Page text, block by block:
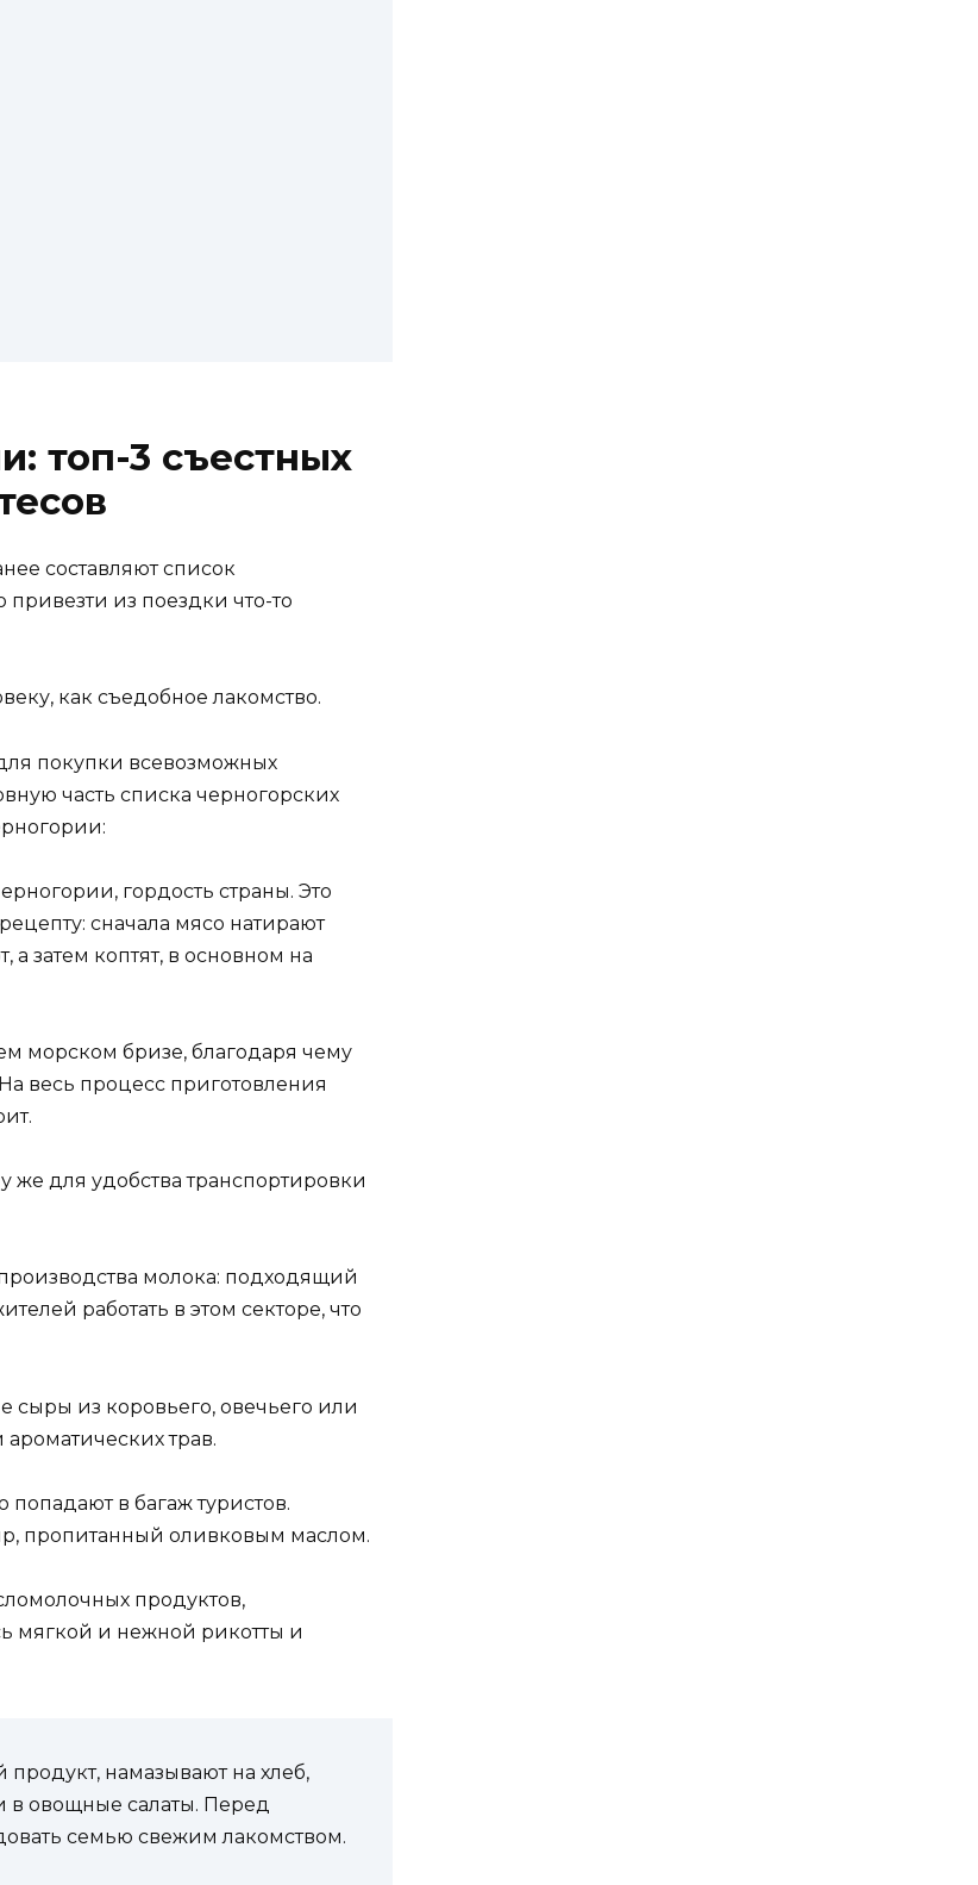
топ-3 съестных
составляют список
из поездки что-то
как съедобное лакомство.
покупки всевозможных
часть списка черногорских
гордость страны. Это
сначала мясо натирают
затем коптят, в основном на
морском бризе, благодаря чему
весь процесс приготовления
же для удобства транспортировки
молока: подходящий
работать в этом секторе, что
сыры из коровьего, овечьего или
трав.
попадают в багаж туристов.
пропитанный оливковым маслом.
продуктов,
мягкой и нежной рикотты и
намазывают на хлеб,
в овощные салаты. Перед
семью свежим лакомством.